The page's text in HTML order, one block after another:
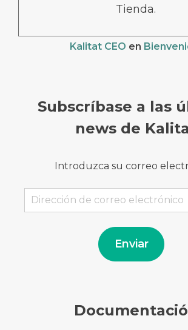
Tienda.
Kalitat CEO en
Subscríbase a las
news de
Introduzca su correo
Dirección
de
Enviar